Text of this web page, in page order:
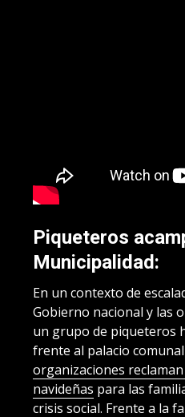
Piqueteros
Municipalidad:
En un contexto de
Gobierno nacional y las
un grupo de piqueteros
frente al palacio
organizaciones
navideñas para las
crisis social. Frente a la